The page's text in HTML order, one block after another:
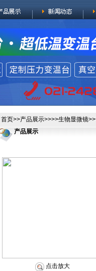
首页>>产品展示>>>>生物显微镜
产品展示
点击放大